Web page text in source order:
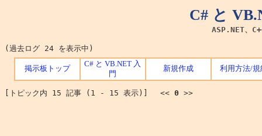
C# と
ASP.NET、
(過去ログ 24 を表示中)
掲示板トップ
C# と VB.NET 入
門
新規作成 利用方法/規
[トピック内 15 記事 (1 - 15 表示)] << 0 >>